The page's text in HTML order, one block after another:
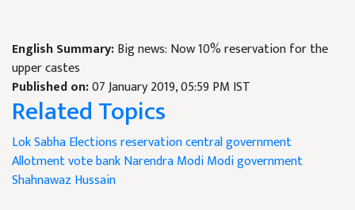
English Summary:Big news: Now 10% reservation for the
upper castes
Published on:07 January 2019, 05:59 PM IST
Related Topics
Lok Sabha Electionsreservationcentral government
Allotment vote bankNarendra ModiModi government
Shahnawaz Hussain